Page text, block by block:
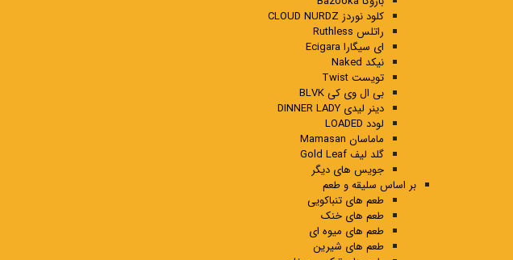
کلود نوردز CLOUD NURDZ
راتلس Ruthless
ای سیگارا Ecigara
نیکد Naked
تویست Twist
بی ال وی کی BLVK
دینر لیدی DINNER LADY
لودد LOADED
ماماسان Mamasan
گلد لیف Gold Leaf
جویس های دیگر
بر اساس سلیقه و طعم
طعم های تنباکویی
طعم های خنک
طعم های میوه ای
طعم های شیرین